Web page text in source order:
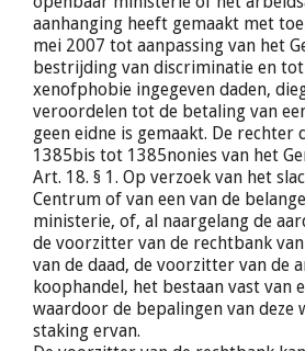
aanhanging heeft gemaakt met
mei 2007 tot aanpassing van het
bestrijding van discriminatie en
xenofphobie ingegeven daden,
veroordelen tot de betaling van
geen eidne is gemaakt. De
1385bis tot 1385nonies van het
Art. 18. § 1. Op verzoek van het
Centrum of van een van de
ministerie, of, al naargelang de
de voorzitter van de rechtbank
van de daad, de voorzitter van de
koophandel, het bestaan vast van
waardoor de bepalingen van
staking ervan.